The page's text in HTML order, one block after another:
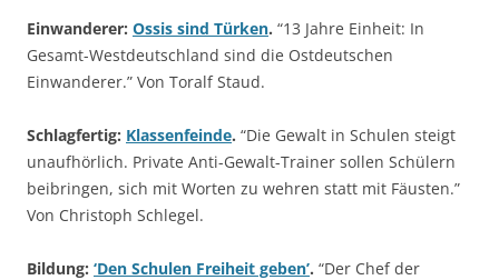
Einwanderer: Ossis sind Türken. “13 Jahre Einheit: In
Gesamt-Westdeutschland sind die Ostdeutschen
Einwanderer.” Von Toralf Staud.
Schlagfertig: Klassenfeinde. “Die Gewalt in Schulen steigt
unaufhörlich. Private Anti-Gewalt-Trainer sollen Schülern
beibringen, sich mit Worten zu wehren statt mit Fäusten.”
Von Christoph Schlegel.
Bildung: ‘Den Schulen Freiheit geben’. “Der Chef der